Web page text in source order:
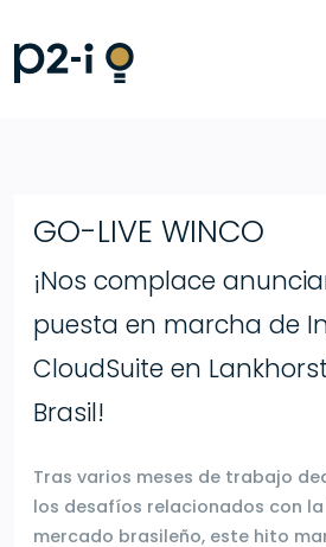
GO-LIVE WINCO
¡Nos complace
puesta en marcha de
CloudSuite en
Brasil!
Tras varios meses de trabajo
los desafíos relacionados con
mercado brasileño, este hito